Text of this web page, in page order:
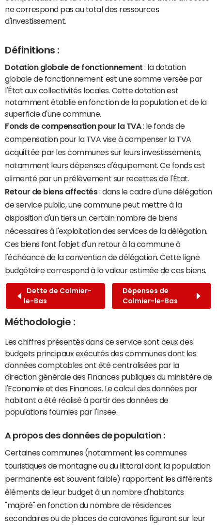
ne correspond pas au total des ressources
d'investissement.
Définitions :
Dotation globale de fonctionnement : la dotation
globale de fonctionnement est une somme versée par
l'État aux collectivités locales. Cette dotation est
notamment établie en fonction de la population et de la
superficie d'une commune.
Fonds de compensation pour la TVA: le fonds de
compensation pour la TVA vise à compenser la TVA
acquittée par les communes sur leurs investissements,
notamment leurs dépenses d'équipement. Ce fonds est
alimenté par un prélèvement sur recettes de l'État.
Retour de biens affectés: dans le cadre d'une délégation
de service public, une commune peut mettre à la
disposition d'un tiers un certain nombre de biens
nécessaires à l'exploitation des services de la délégation.
Ces biens font l'objet d'un retour à la commune à
l'échéance de la convention de délégation. Cette ligne
budgétaire correspond à la valeur estimée de ces biens.
Dette de Colmier-
le-Bas
Dépenses de
Colmier-le-Bas
Méthodologie :
Les chiffres présentés dans ce service sont ceux des
budgets principaux exécutés des communes dont les
données comptables ont été centralisées par la
direction générale des Finances publiques du ministère de
l'Economie et des Finances. Le calcul des données par
habitant a été réalisé à partir des données de
populations fournies par l'Insee.
A propos des données de population :
Certaines communes (notamment les communes
touristiques de montagne ou du littoral dont la population
permanente est souvent faible) rapportent les différents
éléments de leur budget à un nombre d'habitants
"majoré" en fonction du nombre de résidences
secondaires ou de places de caravanes figurant sur leur